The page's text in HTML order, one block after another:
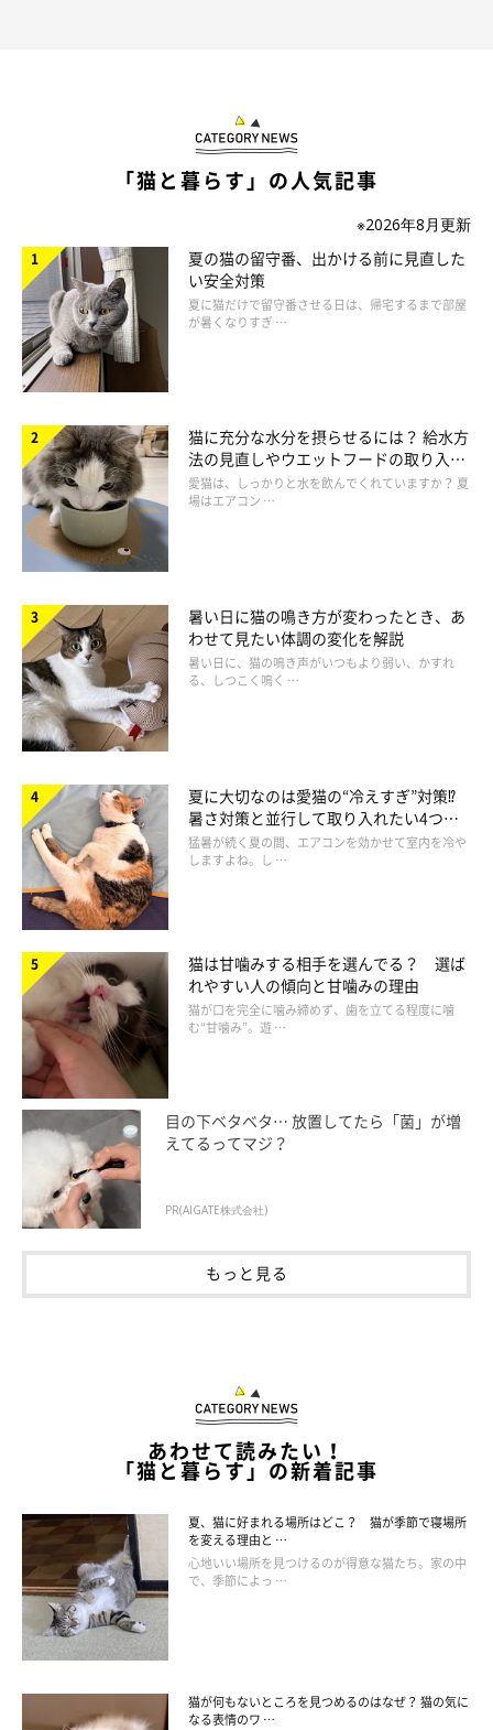
「猫と暮らす」の人気記事
※2026年8月更新
夏の猫の留守番、出かける前に見直した
い安全対策
夏に猫だけで留守番させる日は、帰宅するまで部屋
が暑くなりすぎ …
猫に充分な水分を摂らせるには？ 給水方
法の見直しやウエットフードの取り入れ
方を解説
愛猫は、しっかりと水を飲んでくれていますか？ 夏
場はエアコン …
暑い日に猫の鳴き方が変わったとき、あ
わせて見たい体調の変化を解説
暑い日に、猫の鳴き声がいつもより弱い、かすれ
る、しつこく鳴く …
夏に大切なのは愛猫の“冷えすぎ”対策⁉
暑さ対策と並行して取り入れたい4つの
工夫
猛暑が続く夏の間、エアコンを効かせて室内を冷や
しますよね。し …
猫は甘噛みする相手を選んでる？ 選ば
れやすい人の傾向と甘噛みの理由
猫が口を完全に噛み締めず、歯を立てる程度に噛
む“甘噛み”。遊 …
目の下ベタベタ… 放置してたら「菌」が増
えてるってマジ？
PR(AIGATE株式会社)
もっと見る
あわせて読みたい！
「猫と暮らす」の新着記事
夏、猫に好まれる場所はどこ？ 猫が季節で寝場所
を変える理由と …
心地いい場所を見つけるのが得意な猫たち。家の中
で、季節によっ …
猫が何もないところを見つめるのはなぜ？ 猫の気に
なる表情のワ …